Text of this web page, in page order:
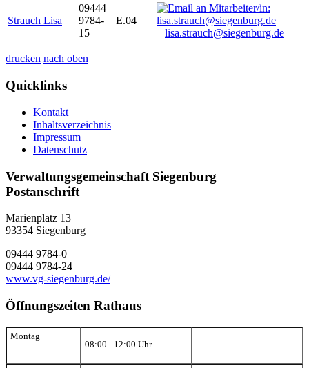
Strauch Lisa
09444
9784-
15
E.04
lisa.strauch@siegenburg.de
drucken nach oben
Quicklinks
Kontakt
Inhaltsverzeichnis
Impressum
Datenschutz
Verwaltungsgemeinschaft Siegenburg
Postanschrift
Marienplatz 13
93354 Siegenburg
09444 9784-0
09444 9784-24
www.vg-siegenburg.de/
Öffnungszeiten Rathaus
Montag
08:00 - 12:00 Uhr